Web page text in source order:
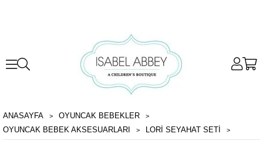
ANASAYFA
OYUNCAK BEBEKLER
OYUNCAK BEBEK AKSESUARLARI
LORI SEYAHAT SETI